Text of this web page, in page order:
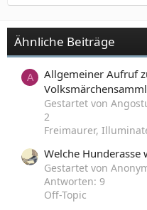
Ähnliche Beiträge
A
Allgemeiner Aufruf
Gestartet von
2
Freimaurer,
Welche Hunderasse
Gestartet von
Antworten: 9
Off-Topic